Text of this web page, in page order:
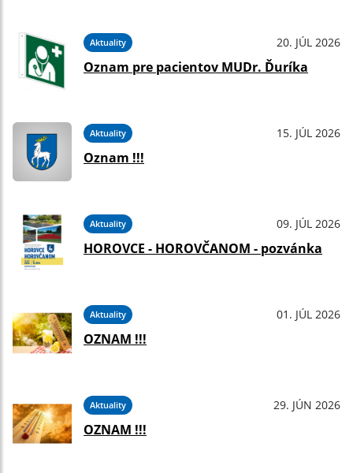
Aktuality 20. JÚL 2026
Oznam pre pacientov MUDr. Ďuríka
Aktuality 15. JÚL 2026
Oznam !!!
Aktuality 09. JÚL 2026
HOROVCE - HOROVČANOM - pozvánka
Aktuality 01. JÚL 2026
OZNAM !!!
Aktuality 29. JÚN 2026
OZNAM !!!